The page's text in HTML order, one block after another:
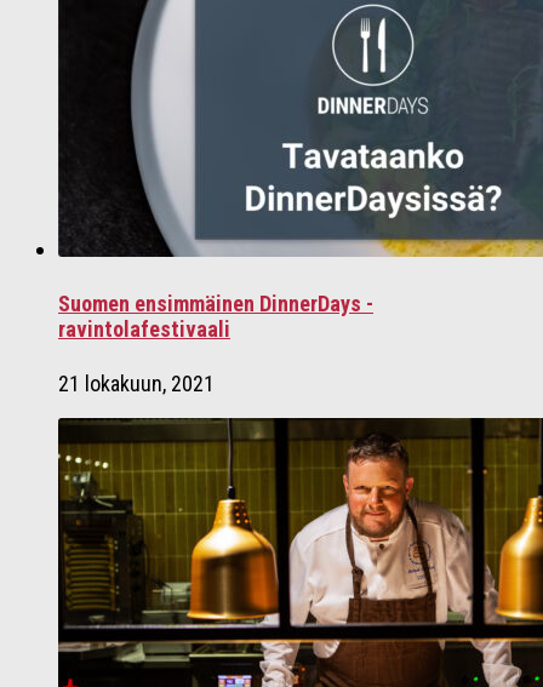
Suomen ensimmäinen DinnerDays -
ravintolafestivaali
21 lokakuun, 2021